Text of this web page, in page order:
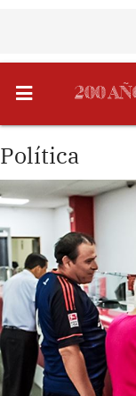
Política